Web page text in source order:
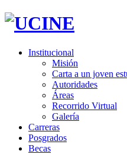
Institucional
Misión
Carta a un joven
Autoridades
Áreas
Recorrido Virtual
Galería
Carreras
Posgrados
Becas